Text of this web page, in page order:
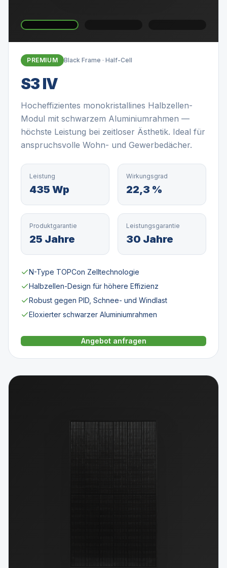
PREMIUM Black Frame · Half-Cell
S3 IV
Hocheffizientes monokristallines Halbzellen-
Modul mit schwarzem Aluminiumrahmen —
höchste Leistung bei zeitloser Ästhetik. Ideal für
anspruchsvolle Wohn- und Gewerbedächer.
Leistung
435 Wp
Wirkungsgrad
22,3 %
Produktgarantie
25 Jahre
Leistungsgarantie
30 Jahre
N-Type TOPCon Zelltechnologie
Halbzellen-Design für höhere Effizienz
Robust gegen PID, Schnee- und Windlast
Eloxierter schwarzer Aluminiumrahmen
Angebot anfragen